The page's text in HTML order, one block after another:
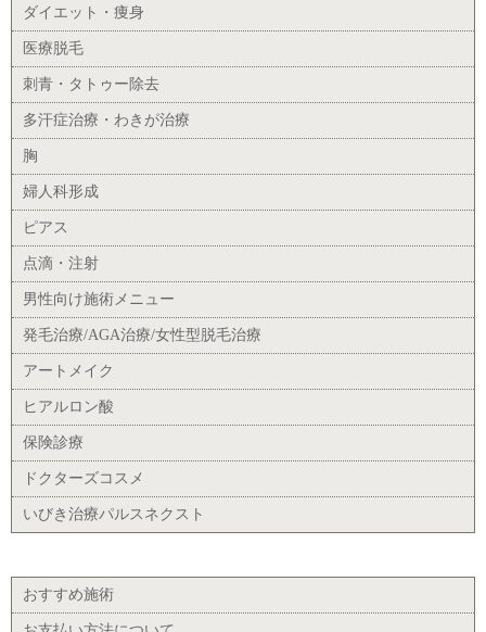
ダイエット・痩身
医療脱毛
刺青・タトゥー除去
多汗症治療・わきが治療
胸
婦人科形成
ピアス
点滴・注射
男性向け施術メニュー
発毛治療/AGA治療/女性型脱毛治療
アートメイク
ヒアルロン酸
保険診療
ドクターズコスメ
いびき治療パルスネクスト
おすすめ施術